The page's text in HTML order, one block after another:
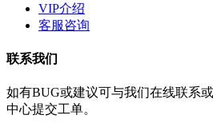
VIP介绍
客服咨询
联系我们
如有BUG或建议可与我们在线联系
中心提交工单。